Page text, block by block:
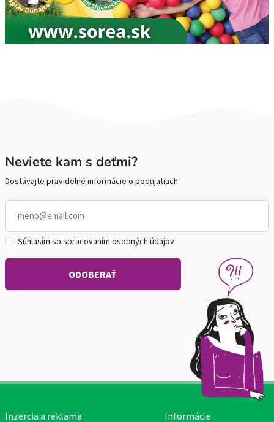
Neviete kam s deťmi?
Dostávajte pravidelné informácie o podujatiach
Súhlasím so spracovaním osobných údajov
Inzercia a reklama Informácie